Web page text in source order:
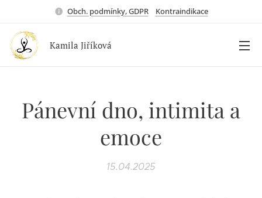
Obch. podmínky, GDPR Kontraindikace
Kamila Jiříková
Pánevní dno, intimita a
emoce
15.04.2025